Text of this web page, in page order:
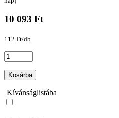
10 093 Ft
112 Ft/db
Kosárba
Kívánságlistába